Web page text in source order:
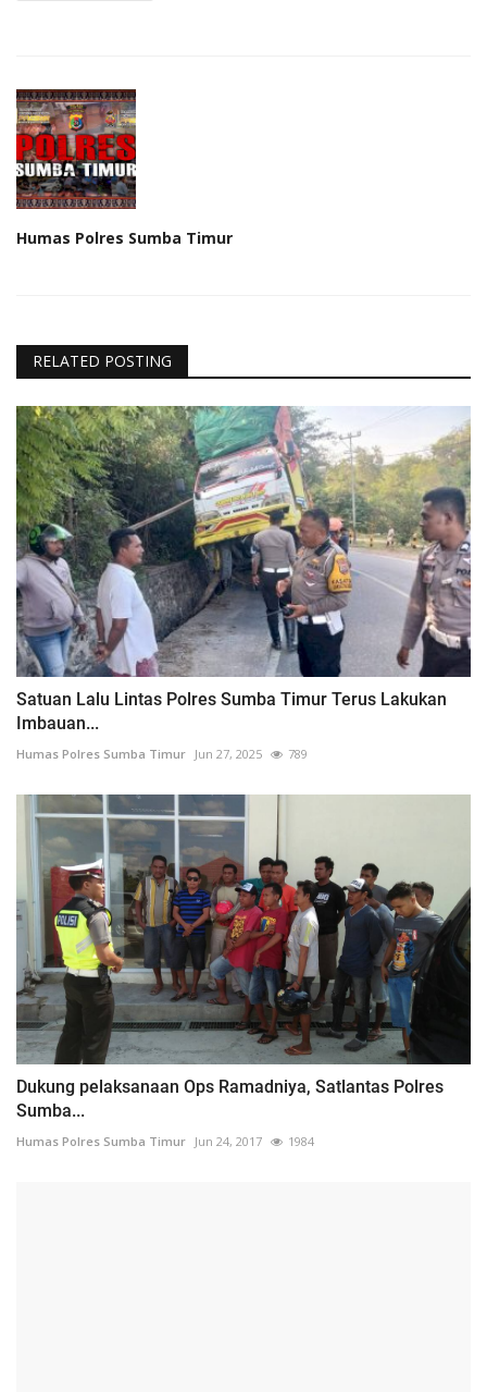
Humas Polres Sumba Timur
RELATED POSTING
Satuan Lalu Lintas Polres Sumba Timur Terus Lakukan
Imbauan...
Humas Polres Sumba Timur Jun 27, 2025 789
Dukung pelaksanaan Ops Ramadniya, Satlantas Polres
Sumba...
Humas Polres Sumba Timur Jun 24, 2017 1984